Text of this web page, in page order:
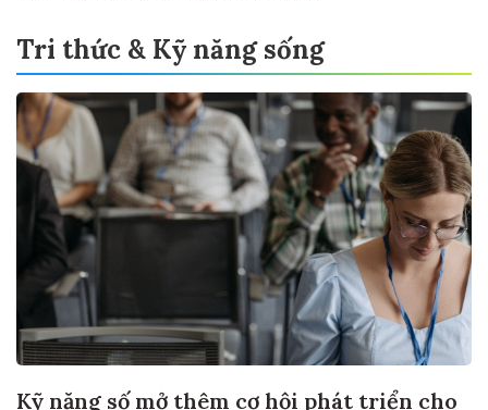
Tri thức & Kỹ năng sống
Kỹ năng số mở thêm cơ hội phát triển cho